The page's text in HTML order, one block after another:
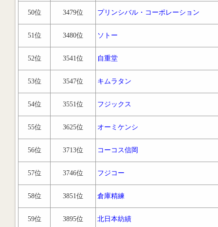
50位 3479位 プリンシバル・コーポレーション
51位 3480位 ソトー
52位 3541位 自重堂
53位 3547位 キムラタン
54位 3551位 フジックス
55位 3625位 オーミケンシ
56位 3713位 コーコス信岡
57位 3746位 フジコー
58位 3851位 倉庫精練
59位 3895位 北日本紡績